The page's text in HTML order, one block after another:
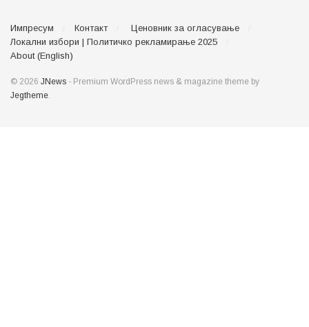
Импресум Контакт
Ценовник за огласување
Локални избори | Политичко рекламирање 2025
About (English)
© 2026 JNews - Premium WordPress news & magazine theme by
Jegtheme.